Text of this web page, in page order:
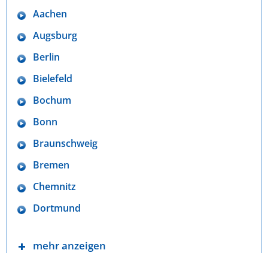
Aachen
Augsburg
Berlin
Bielefeld
Bochum
Bonn
Braunschweig
Bremen
Chemnitz
Dortmund
mehr anzeigen